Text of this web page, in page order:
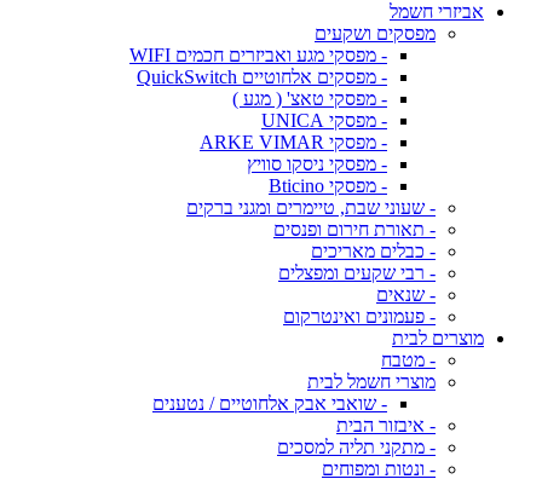
אביזרי חשמל
מפסקים ושקעים
- מפסקי מגע ואביזרים חכמים WIFI
- מפסקים אלחוטיים QuickSwitch
- מפסקי טאצ' ( מגע )
- מפסקי UNICA
- מפסקי ARKE VIMAR
- מפסקי ניסקו סוויץ
- מפסקי Bticino
- שעוני שבת, טיימרים ומגני ברקים
- תאורת חירום ופנסים
- כבלים מאריכים
- רבי שקעים ומפצלים
- שנאים
- פעמונים ואינטרקום
מוצרים לבית
- מטבח
מוצרי חשמל לבית
- שואבי אבק אלחוטיים / נטענים
- איבזור הבית
- מתקני תליה למסכים
- ונטות ומפוחים